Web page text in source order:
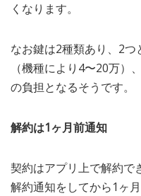
くなります。
なお鍵は2種類あり、2
（機種により4〜20万）
の負担となるそうです。
解約は1ヶ月前通知
契約はアプリ上で解約で
解約通知をしてから1ヶ